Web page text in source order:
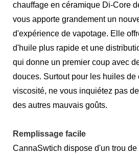
chauffage en céramique Di-Core
vous apporte grandement un
d'expérience de vapotage. Elle
d'huile plus rapide et une
qui donne un premier coup avec
douces. Surtout pour les huiles de
viscosité, ne vous inquiétez pas
des autres mauvais goûts.
Remplissage facile
CannaSwtich dispose d'un trou